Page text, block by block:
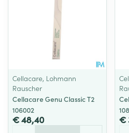
Cellacare, Lohmann
Rauscher
Cellacare Genu Classic T2
106002
€ 48,40 €